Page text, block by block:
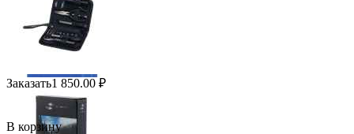
Заказать1 850.00 ₽
В корзину